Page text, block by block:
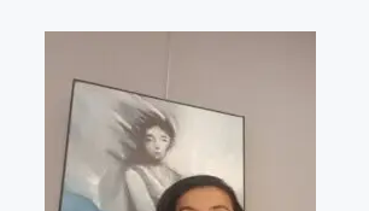
Visitas a los ateliers o talleres de artistas
Qué dicen de nosotros?
Aviso legal